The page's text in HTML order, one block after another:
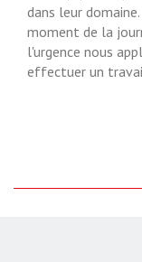
dans leur
moment de la
l'urgence nous
effectuer un